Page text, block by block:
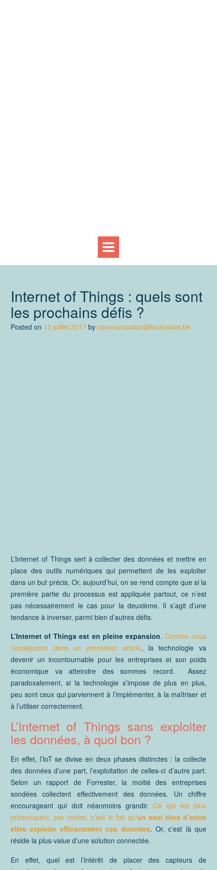
Internet of Things : quels sont
les prochains défis ?
Posted on 13 juillet 2017 by communication@technobel.be
L’Internet of Things sert à collecter des données et mettre en
place des outils numériques qui permettent de les exploiter
dans un but précis. Or, aujourd’hui, on se rend compte que si la
première partie du processus est appliquée partout, ce n’est
pas nécessairement le cas pour la deuxième. Il s’agit d’une
tendance à inverser, parmi bien d’autres défis.
L’Internet of Things est en pleine expansion. Comme nous
l’expliquions dans un précédent article, la technologie va
devenir un incontournable pour les entreprises et son poids
économique va atteindre des sommes record. Assez
paradoxalement, si la technologie s’impose de plus en plus,
peu sont ceux qui parviennent à l’implémenter, à la maîtriser et
à l’utiliser correctement.
L’Internet of Things sans exploiter
les données, à quoi bon ?
En effet, l’IoT se divise en deux phases distinctes : la collecte
des données d’une part, l’exploitation de celles-ci d’autre part.
Selon un rapport de Forrester, la moitié des entreprises
sondées collectent effectivement des données. Un chiffre
encourageant qui doit néanmoins grandir.Ce qui est plus
préoccupant, par contre, c’est le fait qu’un seul tiers d’entre
elles exploite efficacement ces données. Or, c’est là que
réside la plus-value d’une solution connectée.
En effet, quel est l’intérêt de placer des capteurs de